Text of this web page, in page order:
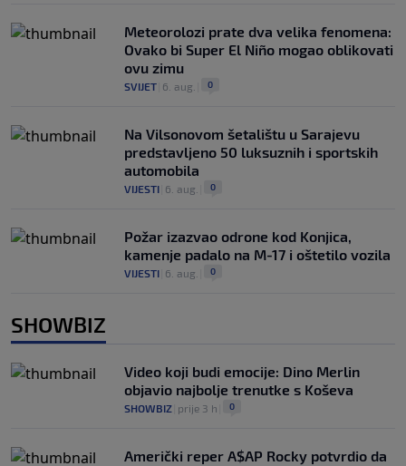
Meteorolozi prate dva velika fenomena:
Ovako bi Super El Niño mogao oblikovati
ovu zimu
SVIJET 6. aug. 0
Na Vilsonovom šetalištu u Sarajevu
predstavljeno 50 luksuznih i sportskih
automobila
VIJESTI 6. aug. 0
Požar izazvao odrone kod Konjica,
kamenje padalo na M-17 i oštetilo vozila
VIJESTI 6. aug. 0
SHOWBIZ
Video koji budi emocije: Dino Merlin
objavio najbolje trenutke s Koševa
SHOWBIZ prije 3 h 0
Američki reper A$AP Rocky potvrdio da